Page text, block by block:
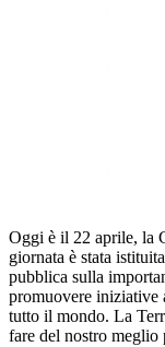
Oggi è il 22 aprile, la
giornata è stata
pubblica sulla
promuovere iniziative
tutto il mondo. La
fare del nostro